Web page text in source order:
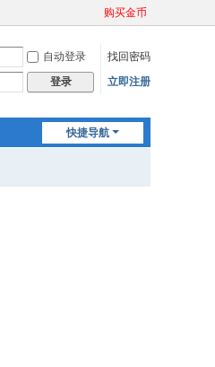
购买金币
自动登录
找回密码
登录 立即注册
快捷导航